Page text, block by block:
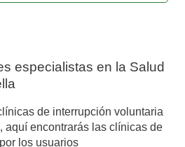
especialistas en la Salud
de interrupción voluntaria
aquí encontrarás las clínicas de
los usuarios